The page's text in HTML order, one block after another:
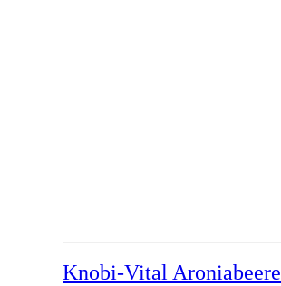
Knobi-Vital Aroniabeere